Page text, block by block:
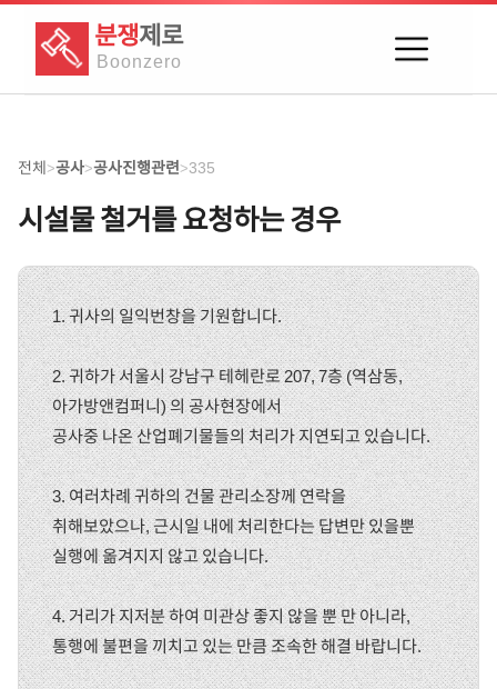
분쟁제로
Boonzero
전체>공사>공사진행관련>335
시설물 철거를 요청하는 경우
1. 귀사의 일익번창을 기원합니다.
2. 귀하가 서울시 강남구 테헤란로 207, 7층 (역삼동,
아가방앤컴퍼니) 의 공사현장에서
공사중 나온 산업폐기물들의 처리가 지연되고 있습니다.
3. 여러차례 귀하의 건물 관리소장께 연락을
취해보았으나, 근시일 내에 처리한다는 답변만 있을뿐
실행에 옮겨지지 않고 있습니다.
4. 거리가 지저분 하여 미관상 좋지 않을 뿐 만 아니라,
통행에 불편을 끼치고 있는 만큼 조속한 해결 바랍니다.